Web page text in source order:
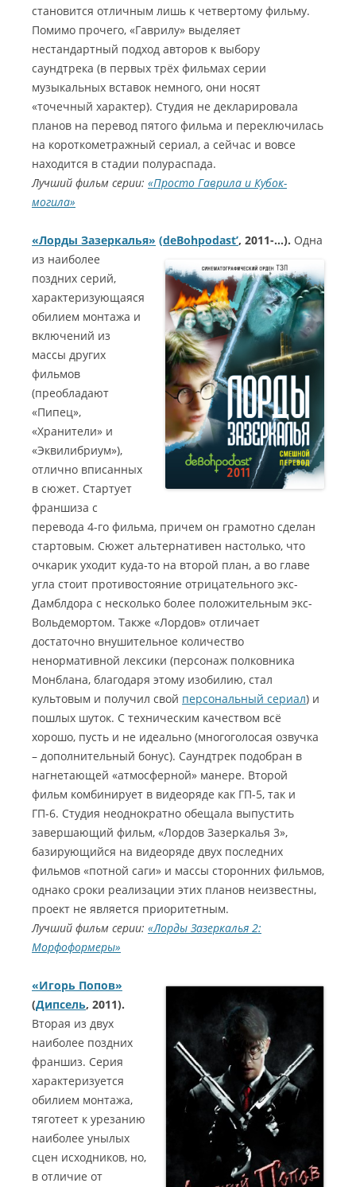
становится отличным лишь к четвертому фильму.
Помимо прочего, «Гаврилу» выделяет
нестандартный подход авторов к выбору
саундтрека (в первых трёх фильмах серии
музыкальных вставок немного, они носят
«точечный характер). Студия не декларировала
планов на перевод пятого фильма и переключилась
на короткометражный сериал, а сейчас и вовсе
находится в стадии полураспада.
Лучший фильм серии: «Просто Гаврила и Кубок-
могила»
«Лорды Зазеркалья» (deBohpodast’, 2011-…). Одна
из наиболее
поздних серий,
характеризующаяся
обилием монтажа и
включений из
массы других
фильмов
(преобладают
«Пипец»,
«Хранители» и
«Эквилибриум»),
отлично вписанных
в сюжет. Стартует
франшиза с
перевода 4-го фильма, причем он грамотно сделан
стартовым. Сюжет альтернативен настолько, что
очкарик уходит куда-то на второй план, а во главе
угла стоит противостояние отрицательного экс-
Дамблдора с несколько более положительным экс-
Вольдемортом. Также «Лордов» отличает
достаточно внушительное количество
ненормативной лексики (персонаж полковника
Монблана, благодаря этому изобилию, стал
культовым и получил свой персональный сериал) и
пошлых шуток. С техническим качеством всё
хорошо, пусть и не идеально (многоголосая озвучка
– дополнительный бонус). Саундтрек подобран в
нагнетающей «атмосферной» манере. Второй
фильм комбинирует в видеоряде как ГП-5, так и
ГП-6. Студия неоднократно обещала выпустить
завершающий фильм, «Лордов Зазеркалья 3»,
базирующийся на видеоряде двух последних
фильмов «потной саги» и массы сторонних фильмов,
однако сроки реализации этих планов неизвестны,
проект не является приоритетным.
Лучший фильм серии: «Лорды Зазеркалья 2:
Морфоформеры»
«Игорь Попов»
(Дипсель, 2011).
Вторая из двух
наиболее поздних
франшиз. Серия
характеризуется
обилием монтажа,
тяготеет к урезанию
наиболее унылых
сцен исходников, но,
в отличие от